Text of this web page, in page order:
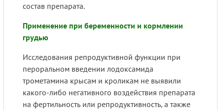
состав препарата.
Применение при беременности и кормлении
грудью
Исследования репродуктивной функции при
пероральном введении лодоксамида
трометамина крысам и кроликам не выявили
какого-либо негативного воздействия препарата
на фертильность или репродуктивность, а также